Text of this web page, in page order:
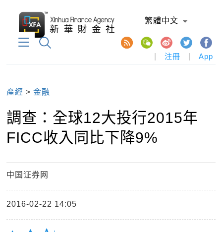
繁體中文
注冊 App
產經 >金融
調查：全球12大投行2015年
FICC收入同比下降9%
中国证券网
2016-02-22 14:05